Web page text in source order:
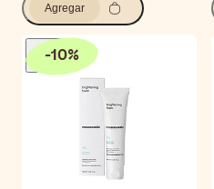
Agregar
-10%